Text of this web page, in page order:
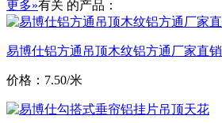
更多»有关 的产品：
易博仕铝方通吊顶木纹铝方通厂家直销
价格：7.50/米